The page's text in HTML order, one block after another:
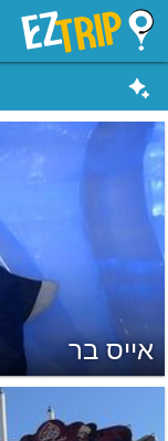
EZTrip
אייס בר